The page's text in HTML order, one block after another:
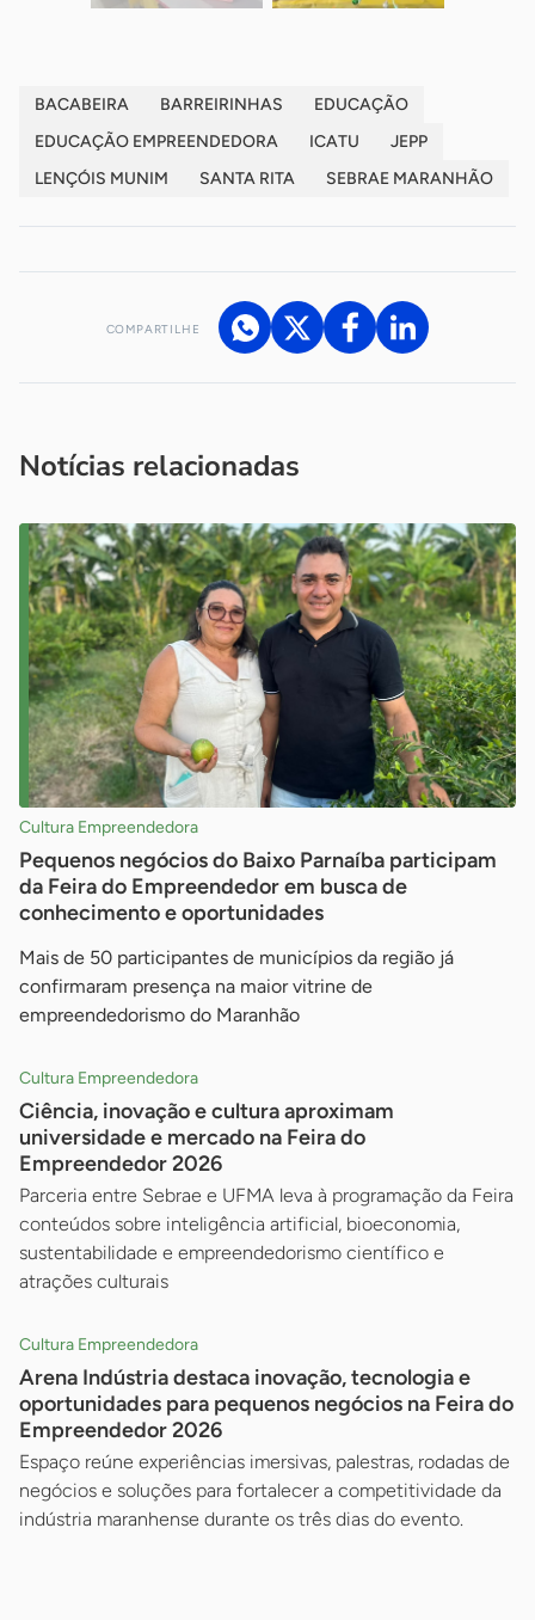
BACABEIRA BARREIRINHAS
EDUCAÇÃO
EDUCAÇÃO EMPREENDEDORA
ICATU
JEPP
LENÇÓIS MUNIM
SANTA RITA SEBRAE MARANHÃO
COMPARTILHE
Notícias relacionadas
Cultura Empreendedora
Pequenos negócios do Baixo Parnaíba participam
da Feira do Empreendedor em busca de
conhecimento e oportunidades
Mais de 50 participantes de municípios da região já
confirmaram presença na maior vitrine de
empreendedorismo do Maranhão
Cultura Empreendedora
Ciência, inovação e cultura aproximam
universidade e mercado na Feira do
Empreendedor 2026
Parceria entre Sebrae e UFMA leva à programação da Feira
conteúdos sobre inteligência artificial, bioeconomia,
sustentabilidade e empreendedorismo científico e
atrações culturais
Cultura Empreendedora
Arena Indústria destaca inovação, tecnologia e
oportunidades para pequenos negócios na Feira do
Empreendedor 2026
Espaço reúne experiências imersivas, palestras, rodadas de
negócios e soluções para fortalecer a competitividade da
indústria maranhense durante os três dias do evento.